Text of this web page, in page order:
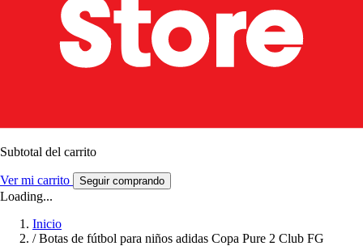
Subtotal del carrito
Ver mi carrito Seguir comprando
Loading...
Inicio
/ Botas de fútbol para niños adidas Copa Pure 2 Club FG